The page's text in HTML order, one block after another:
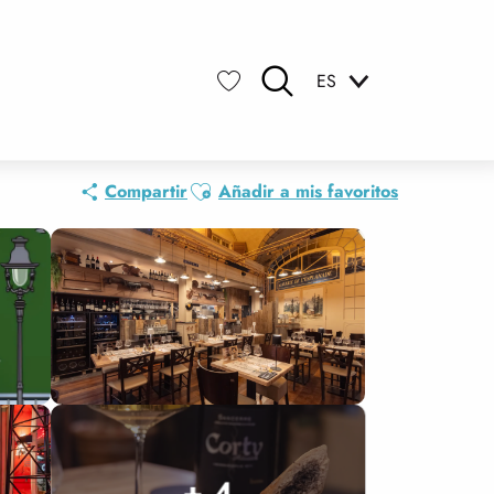
ES
CompartirAjouter aux favoris
Añadir a mis favoritos